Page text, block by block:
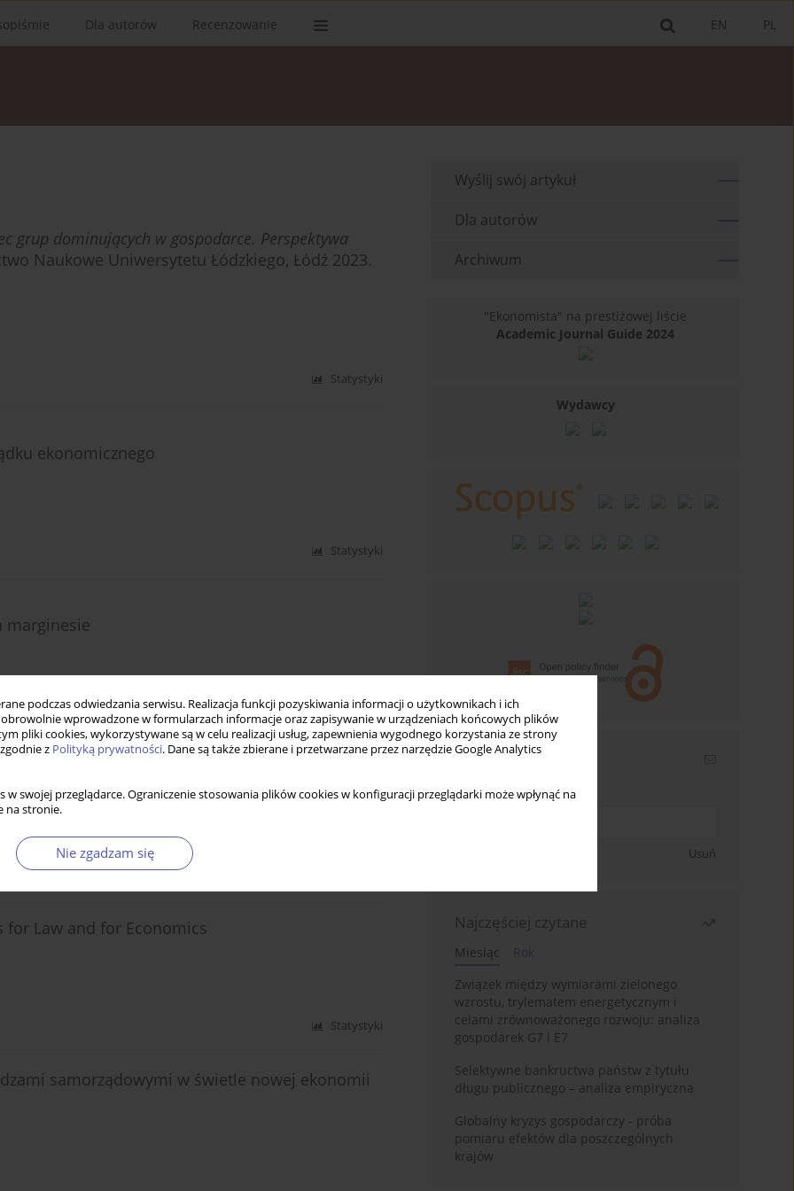
podczas odwiedzania serwisu. Realizacja funkcji pozyskiwania informacji o użytkownikach i ich
wprowadzone w formularzach informacje oraz zapisywanie w urządzeniach końcowych plików
pliki cookies, wykorzystywane są w celu realizacji usług, zapewnienia wygodnego korzystania ze strony
z Polityką prywatności. Dane są także zbierane i przetwarzane przez narzędzie Google Analytics
w swojej przeglądarce. Ograniczenie stosowania plików cookies w konfiguracji przeglądarki może wpłynąć na
na stronie.
Nie zgadzam się
PL
EN
Dla autorów Recenzowanie
grup dominujących w gospodarce. Perspektywa
Naukowe Uniwersytetu Łódzkiego, Łódź 2023.
Statystyki
ekonomicznego
Statystyki
marginesie
Statystyki
for Law and for Economics
Statystyki
samorządowymi w świetle nowej ekonomii
Wyślij swój artykuł
Dla autorów
Archiwum
"Ekonomista" na prestiżowej liście
Academic Journal Guide 2024
Wydawcy
Newsletter
Wpisz swój adres email
Usuń
Najczęściej czytane
Miesiąc
Związek między wymiarami zielonego
wzrostu, trylematem energetycznym i
celami zrównoważonego rozwoju: analiza
gospodarek G7 i E7
Selektywne bankructwa państw z tytułu
długu publicznego – analiza empiryczna
Globalny kryzys gospodarczy - próba
pomiaru efektów dla poszczególnych
krajów